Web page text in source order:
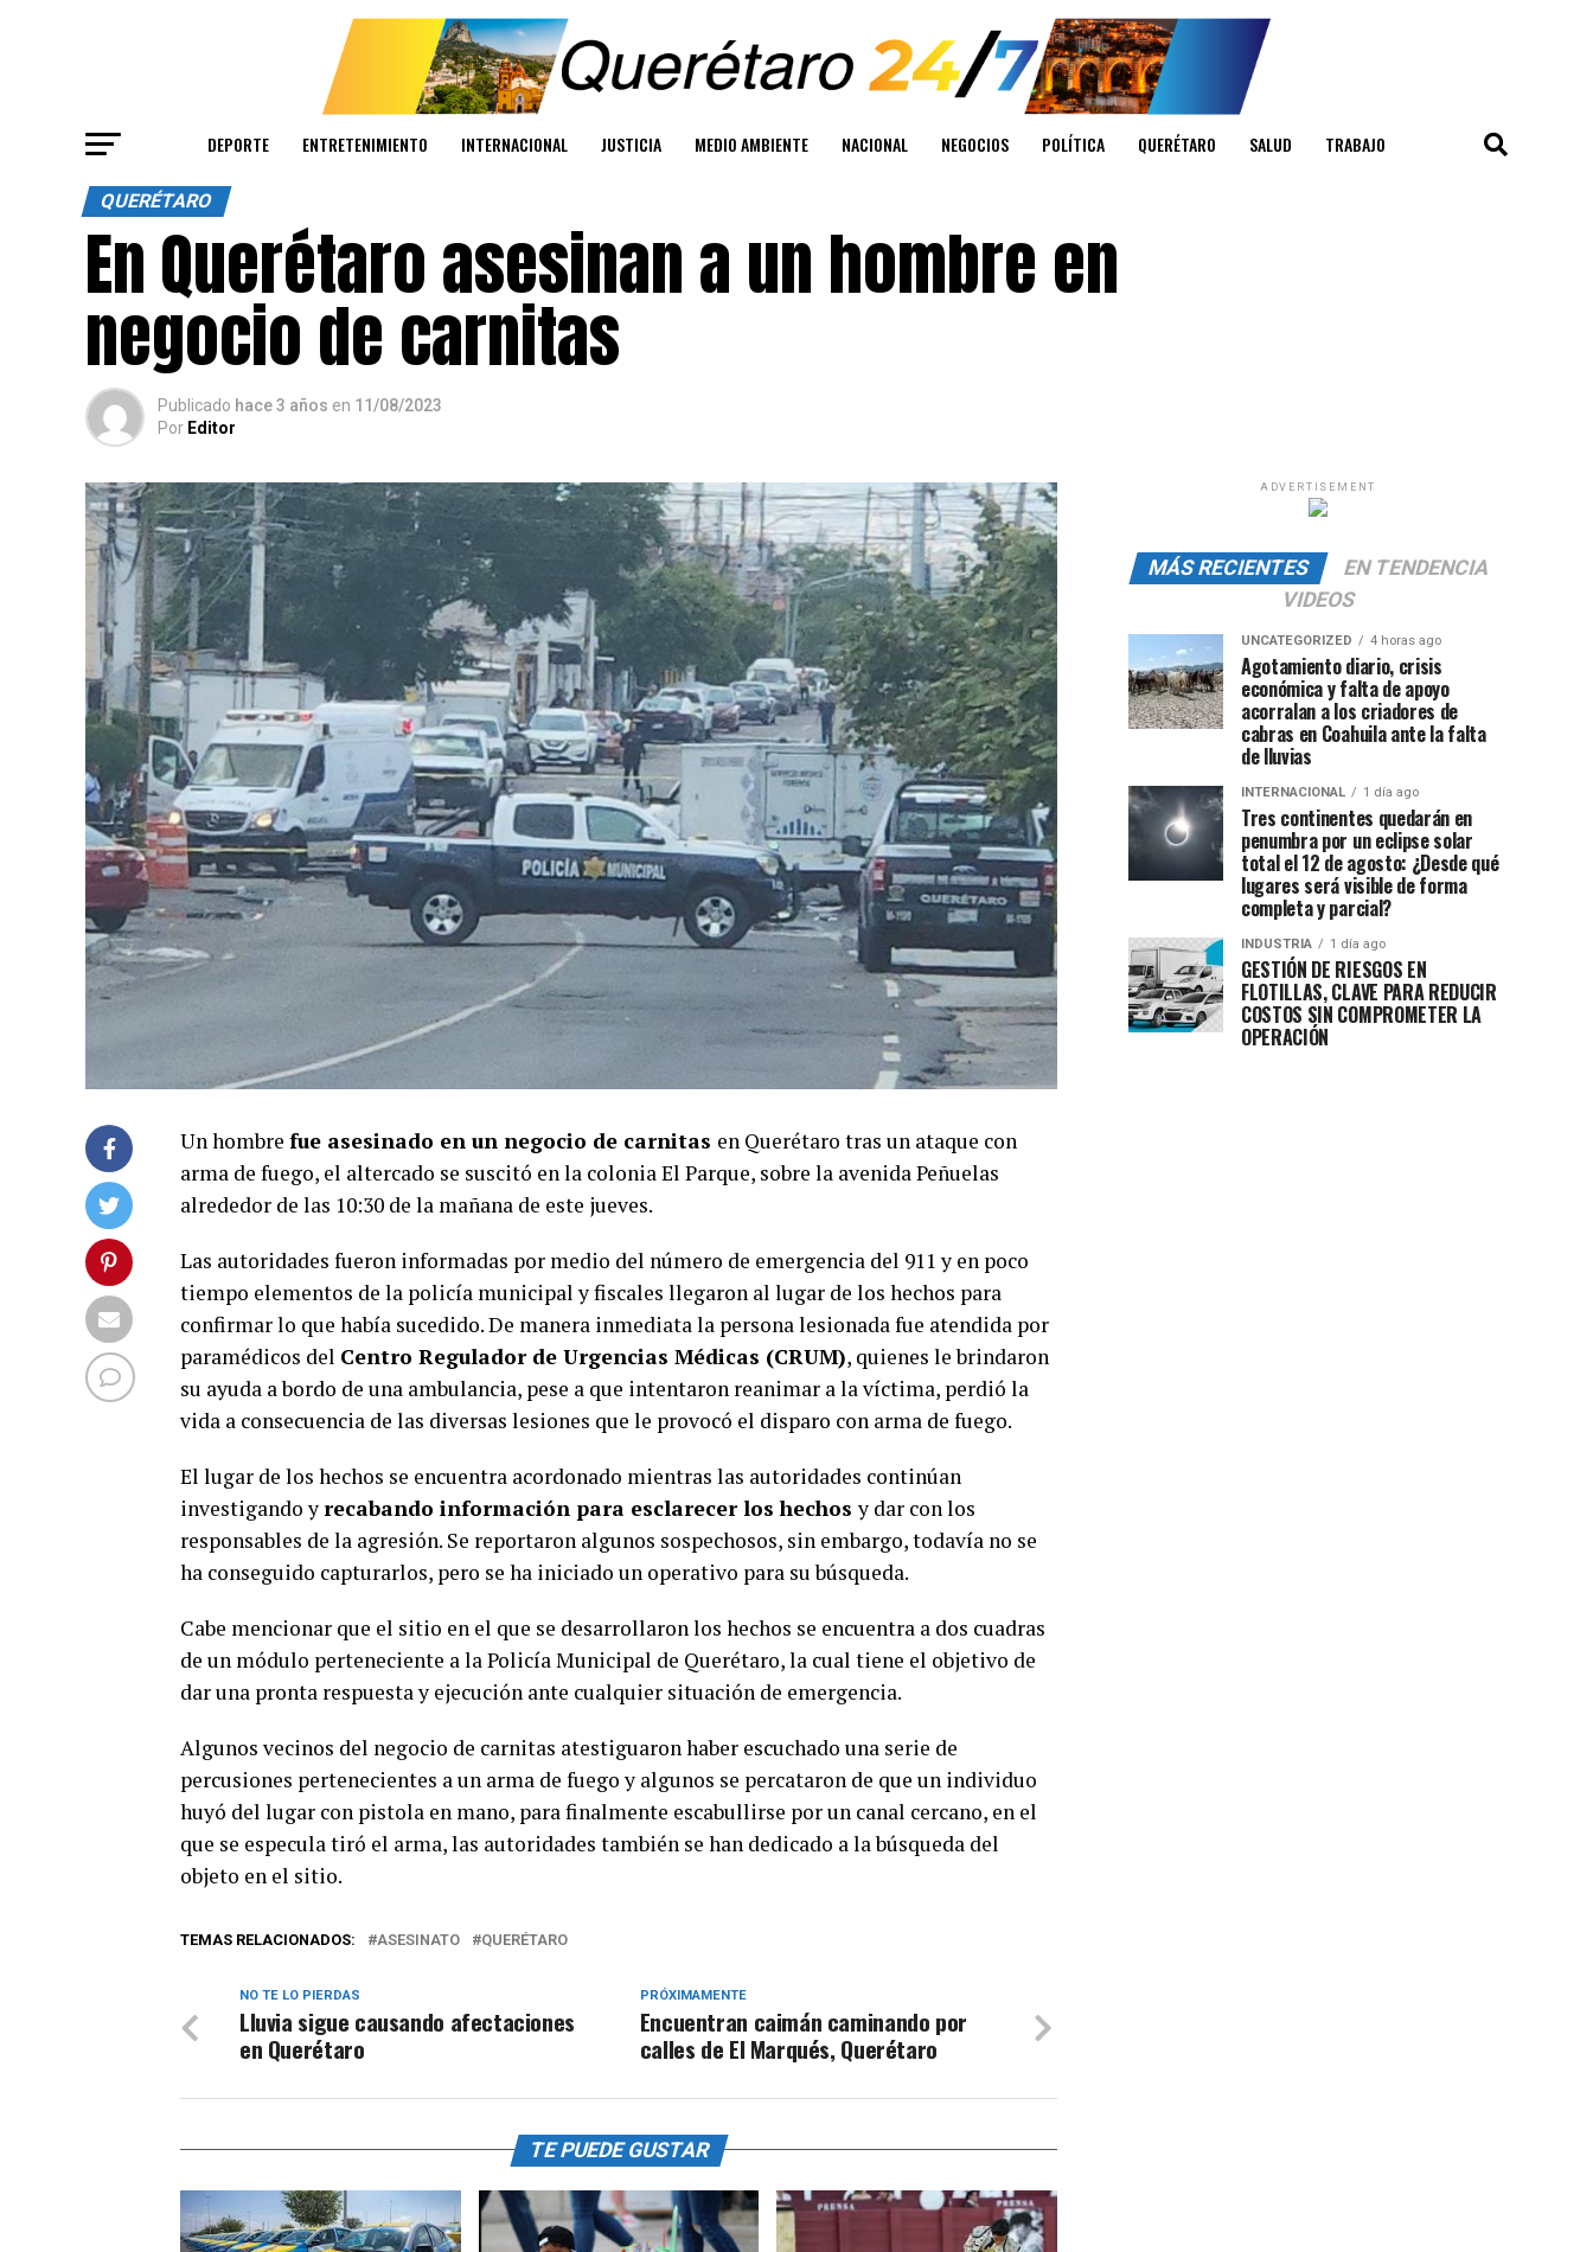
DEPORTE ENTRETENIMIENTO INTERNACIONAL JUSTICIA MEDIO AMBIENTE NACIONAL NEGOCIOS POLÍTICA QUERÉTARO SALUD TRABAJO
QUERÉTARO
En Querétaro asesinan a un hombre en
negocio de carnitas
Publicado hace 3 años en 11/08/2023
Por Editor
Un hombre fue asesinado en un negocio de carnitas en Querétaro tras un ataque con
arma de fuego, el altercado se suscitó en la colonia El Parque, sobre la avenida Peñuelas
alrededor de las 10:30 de la mañana de este jueves.
Las autoridades fueron informadas por medio del número de emergencia del 911 y en poco
tiempo elementos de la policía municipal y fiscales llegaron al lugar de los hechos para
confirmar lo que había sucedido. De manera inmediata la persona lesionada fue atendida por
paramédicos del Centro Regulador de Urgencias Médicas (CRUM), quienes le brindaron
su ayuda a bordo de una ambulancia, pese a que intentaron reanimar a la víctima, perdió la
vida a consecuencia de las diversas lesiones que le provocó el disparo con arma de fuego.
El lugar de los hechos se encuentra acordonado mientras las autoridades continúan
investigando yrecabando información para esclarecer los hechosy dar con los
responsables de la agresión. Se reportaron algunos sospechosos, sin embargo, todavía no se
ha conseguido capturarlos, pero se ha iniciado un operativo para su búsqueda.
Cabe mencionar que el sitio en el que se desarrollaron los hechos se encuentra a dos cuadras
de un módulo perteneciente a la Policía Municipal de Querétaro, la cual tiene el objetivo de
dar una pronta respuesta y ejecución ante cualquier situación de emergencia.
Algunos vecinos del negocio de carnitas atestiguaron haber escuchado una serie de
percusiones pertenecientes a un arma de fuego y algunos se percataron de que un individuo
huyó del lugar con pistola en mano, para finalmente escabullirse por un canal cercano, en el
que se especula tiró el arma, las autoridades también se han dedicado a la búsqueda del
objeto en el sitio.
TEMAS RELACIONADOS: ASESINATO QUERÉTARO
PRÓXIMAMENTE
Encuentran caimán caminando por
calles de El Marqués, Querétaro
NO TE LO PIERDAS
Lluvia sigue causando afectaciones
en Querétaro
TE PUEDE GUSTAR
ADVERTISEMENT
MÁS RECIENTES
EN TENDENCIA
VIDEOS
UNCATEGORIZED 4 horas ago
Agotamiento diario, crisis
económica y falta de apoyo
acorralan a los criadores de
cabras en Coahuila ante la falta
de lluvias
INTERNACIONAL 1 día ago
Tres continentes quedarán en
penumbra por un eclipse solar
total el 12 de agosto: ¿Desde qué
lugares será visible de forma
completa y parcial?
INDUSTRIA 1 día ago
GESTIÓN DE RIESGOS EN
FLOTILLAS, CLAVE PARA REDUCIR
COSTOS SIN COMPROMETER LA
OPERACIÓN